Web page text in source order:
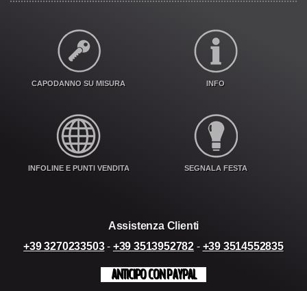
CAPODANNO SU MISURA INFO
INFOLINE E PUNTI VENDITA SEGNALA FESTA
Assistenza Clienti
+39 3270233503- +39 3513952782 - +39 3514552835
ANTICIPO CON PAYPAL